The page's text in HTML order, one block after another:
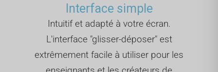
Interface simple
Intuitif et adapté à votre écran.
L'interface "glisser-déposer" est
extrêmement facile à utiliser pour les